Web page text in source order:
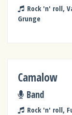
Rock 'n' roll,
Grunge
Camalow
Band
Rock 'n' roll,